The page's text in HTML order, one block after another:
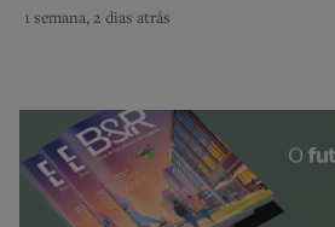
1 semana, 2 dias atrás